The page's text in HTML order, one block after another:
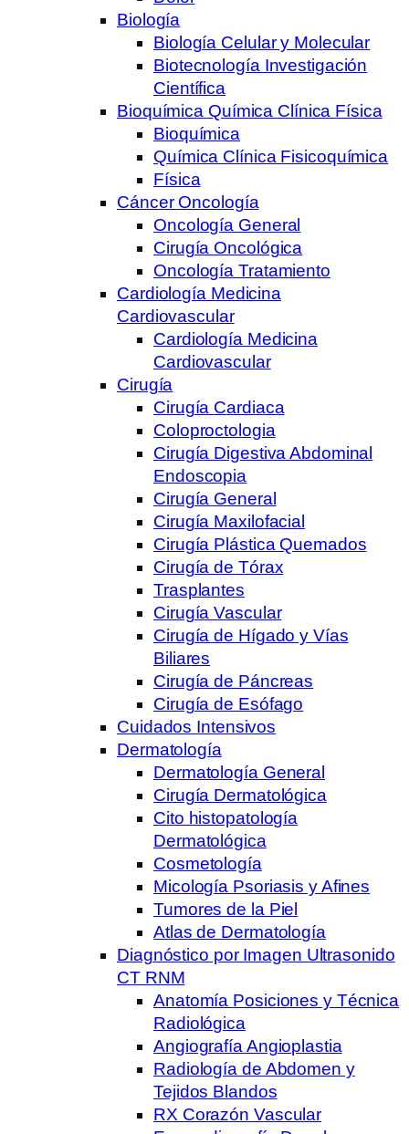
Biología
Biología Celular y Molecular
Biotecnología Investigación
Científica
Bioquímica Química Clínica Física
Bioquímica
Química Clínica Fisicoquímica
Física
Cáncer Oncología
Oncología General
Cirugía Oncológica
Oncología Tratamiento
Cardiología Medicina
Cardiovascular
Cardiología Medicina
Cardiovascular
Cirugía
Cirugía Cardiaca
Coloproctologia
Cirugía Digestiva Abdominal
Endoscopia
Cirugía General
Cirugía Maxilofacial
Cirugía Plástica Quemados
Cirugía de Tórax
Trasplantes
Cirugía Vascular
Cirugía de Hígado y Vías
Biliares
Cirugía de Páncreas
Cirugía de Esófago
Cuidados Intensivos
Dermatología
Dermatología General
Cirugía Dermatológica
Cito histopatología
Dermatológica
Cosmetología
Micología Psoriasis y Afines
Tumores de la Piel
Atlas de Dermatología
Diagnóstico por Imagen Ultrasonido
CT RNM
Anatomía Posiciones y Técnica
Radiológica
Angiografía Angioplastia
Radiología de Abdomen y
Tejidos Blandos
RX Corazón Vascular